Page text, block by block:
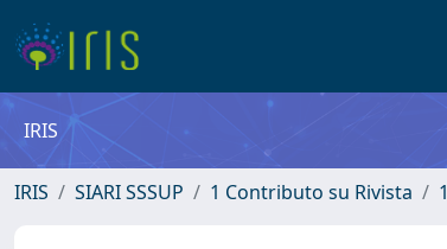
IRIS
IRIS SIARI SSSUP 1 Contributo su Rivista